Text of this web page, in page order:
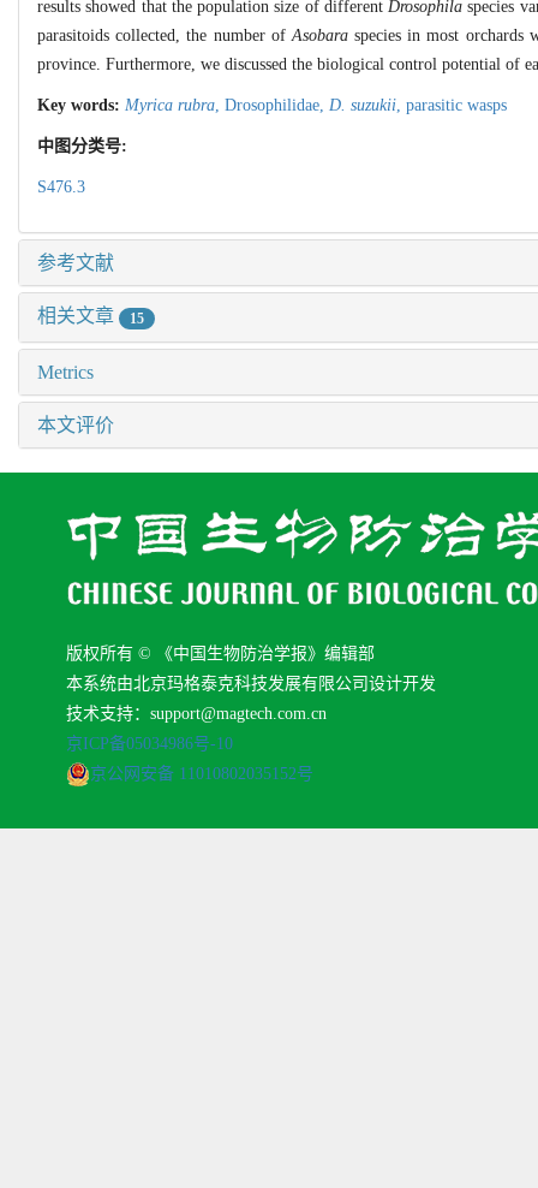
results showed that the population size of differentDrosophila species
parasitoids collected, the number ofAsobaraspecies in most orchards
province. Furthermore, we discussed the biological control potential of
Key words: Myrica rubra, Drosophilidae, D. suzukii, parasitic wasps
中图分类号:
S476.3
参考文献
相关文章 15
Metrics
本文评价
版权所有 © 《中国生物防治学报》编辑部
本系统由北京玛格泰克科技发展有限公司设计开发
技术支持：support@magtech.com.cn
京ICP备05034986号-10
京公网安备 11010802035152号